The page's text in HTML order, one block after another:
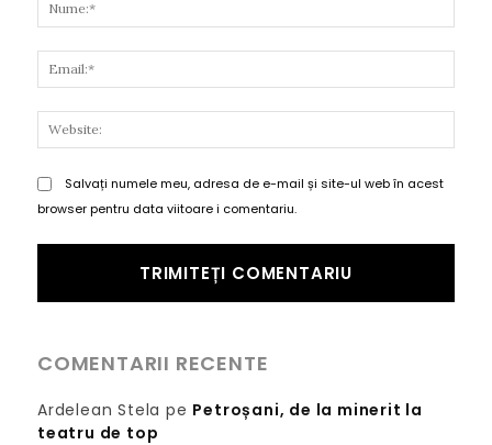
Salvați numele meu, adresa de e-mail și site-ul web în acest
browser pentru data viitoare i comentariu.
COMENTARII RECENTE
Ardelean Stela pe Petroșani, de la minerit la
teatru de top